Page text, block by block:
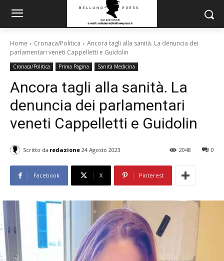
Home Cronaca/Politica
Ancora tagli alla sanità. La denuncia dei
parlamentari veneti Cappelletti e Guidolin
Cronaca/Politica Prima Pagina Sanità Medicina
Ancora tagli alla sanità. La
denuncia dei parlamentari
veneti Cappelletti e Guidolin
Scritto da redazione 24 Agosto 2023 0
2048
Facebook X Pinterest